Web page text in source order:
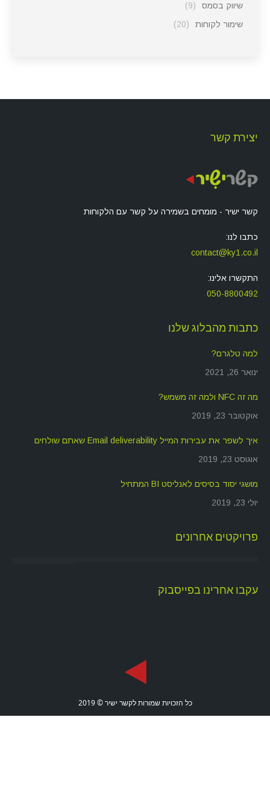
שיווק בסמס
(9)
שימור לקוחות
(20)
יצירת קשר
קשר ישיר - מומחים בשמירה על קשר עם הלקוחות
כתבו לנו:
contact@ky1.co.il
התקשרו אלינו:
050-8800492
כתבות מהבלוג שלנו
למה טלגרם?
ינואר 26, 2021
מה זה NFC ולמה זה משמש?
אוקטובר 23, 2019
איך לשפר את עבירות המייל Email deliverability שאתם שולחים
אוגוסט 23, 2019
מושגי יסוד בסיסים לאנליסט BI המתחיל
יולי 23, 2019
פרויקטים אחרונים
עקבו אחרינו בפייסבוק
כל הזכויות שמורות לקשר ישיר © 2019